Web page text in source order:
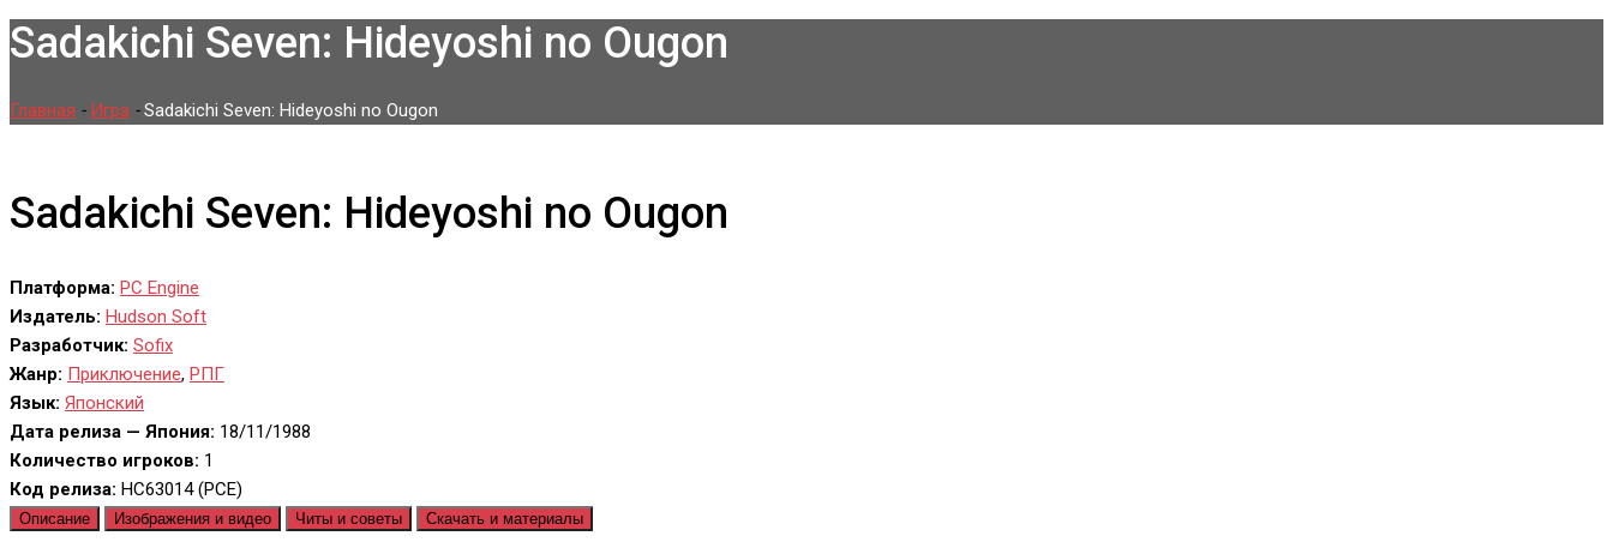
Sadakichi Seven: Hideyoshi no Ougon
Главная - Игра -Sadakichi Seven: Hideyoshi no Ougon
Sadakichi Seven: Hideyoshi no Ougon
Платформа: PC Engine
Издатель: Hudson Soft
Разработчик: Sofix
Жанр: Приключение, РПГ
Язык: Японский
Дата релиза — Япония: 18/11/1988
Количество игроков: 1
Код релиза: HC63014 (PCE)
Описание Изображения и видео Читы и советы Скачать и материалы